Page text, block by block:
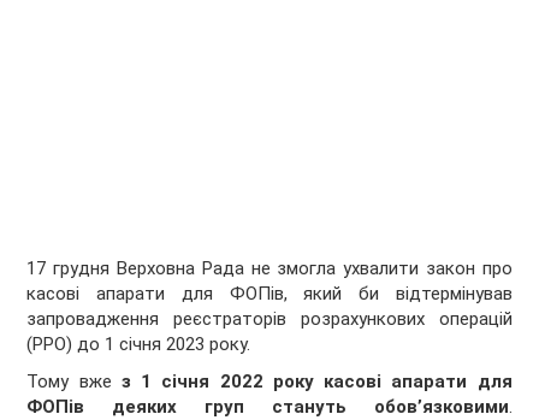
17 грудня Верховна Рада не змогла ухвалити закон про
касові апарати для ФОПів, який би відтермінував
запровадження реєстраторів розрахункових операцій
(РРО) до 1 січня 2023 року.
Тому вже з 1 січня 2022 року касові апарати для
ФОПів деяких груп стануть обов’язковими.